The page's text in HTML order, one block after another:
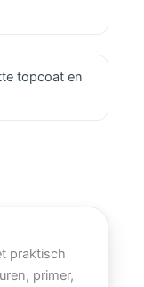
topcoat en
praktisch
primer,